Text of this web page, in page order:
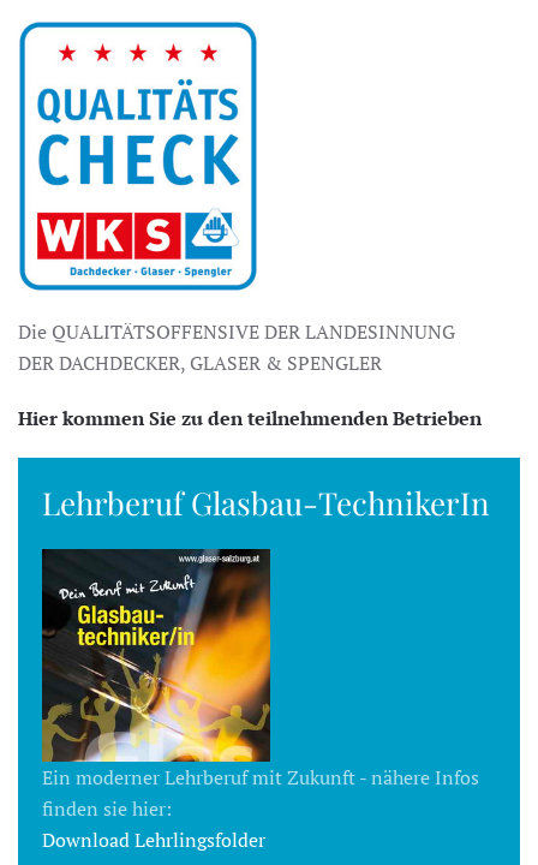
Die QUALITÄTSOFFENSIVE DER LANDESINNUNG
DER DACHDECKER, GLASER & SPENGLER
Hier kommen Sie zu den teilnehmenden Betrieben
Lehrberuf Glasbau-TechnikerIn
Ein moderner Lehrberuf mit Zukunft - nähere Infos
finden sie hier:
Download Lehrlingsfolder